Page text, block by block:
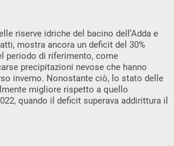
riserve idriche del bacino dell’Adda e
mostra ancora un deficit del 30%
periodo di riferimento, come
precipitazioni nevose che hanno
inverno. Nonostante ciò, lo stato delle
migliore rispetto a quello
quando il deficit superava addirittura il